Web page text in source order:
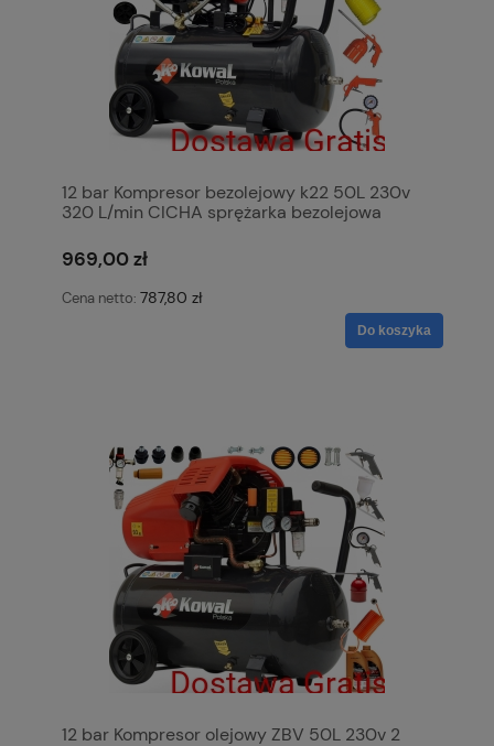
12 bar Kompresor bezolejowy k22 50L 230v
320 L/min CICHA sprężarka bezolejowa
969,00 zł
Cena netto: 787,80 zł
Do koszyka
12 bar Kompresor olejowy ZBV 50L 230v 2